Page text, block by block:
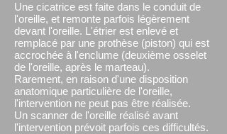
Une cicatrice est faite dans le conduit de
l'oreille, et remonte parfois légèrement
devant l'oreille. L'étrier est enlevé et
remplacé par une prothèse (piston) qui est
accrochée à l'enclume (deuxième osselet
de l'oreille, après le marteau).
Rarement, en raison d'une disposition
anatomique particulière de l'oreille,
l'intervention ne peut pas être réalisée.
Un scanner de l'oreille réalisé avant
l'intervention prévoit parfois ces difficultés.